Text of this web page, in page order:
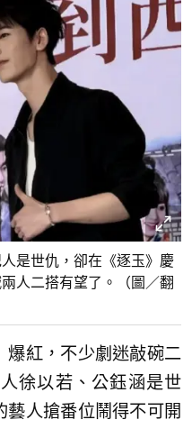
是世仇，卻在《逐玉》慶
人二搭有望了。（圖／翻
爆紅，不少劇迷敲碗二
徐以若、公鈺涵是世
藝人搶番位鬧得不可開